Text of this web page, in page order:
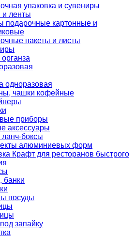
упаковка и сувениры
и ленты
подарочные картонные и
пакеты и листы
одноразовая
чашки кофейные
приборы
аксессуары
ланч-боксы
алюминиевых форм
Крафт для ресторанов быстрого
банки
посуды
запайку